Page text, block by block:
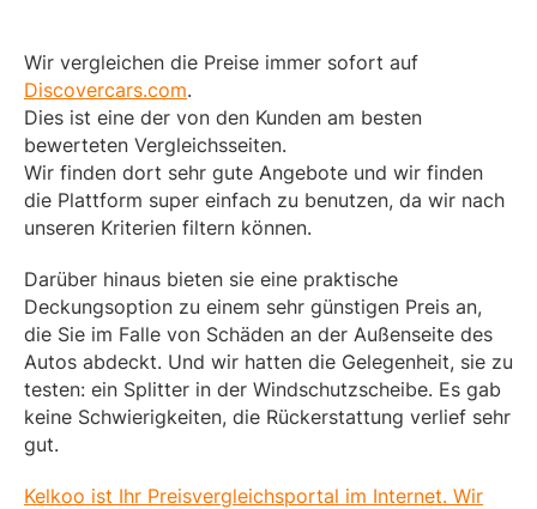
Wir vergleichen die Preise immer sofort auf
Discovercars.com.
Dies ist eine der von den Kunden am besten
bewerteten Vergleichsseiten.
Wir finden dort sehr gute Angebote und wir finden
die Plattform super einfach zu benutzen, da wir nach
unseren Kriterien filtern können.
Darüber hinaus bieten sie eine praktische
Deckungsoption zu einem sehr günstigen Preis an,
die Sie im Falle von Schäden an der Außenseite des
Autos abdeckt. Und wir hatten die Gelegenheit, sie zu
testen: ein Splitter in der Windschutzscheibe. Es gab
keine Schwierigkeiten, die Rückerstattung verlief sehr
gut.
Kelkoo ist Ihr Preisvergleichsportal im Internet. Wir